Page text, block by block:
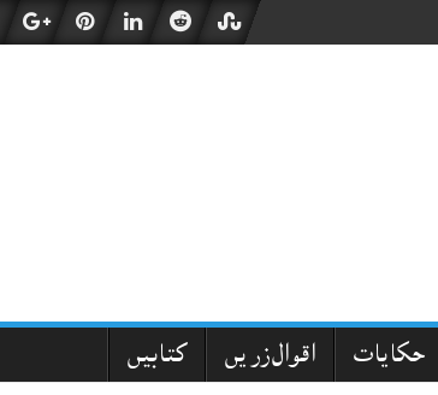
حکایات اقوال زریں کتابیں